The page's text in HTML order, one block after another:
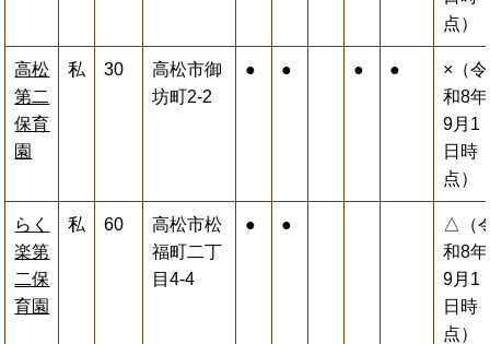
点）
高松
第二
保育
園
私 30
高松市御
坊町2-2
● ● ● ●
×（令
和8年
9月1
日時
点）
らく
楽第
二保
育園
私 60
高松市松
福町二丁
目4‐4
● ●
△（
和8年
9月1
日時
点）